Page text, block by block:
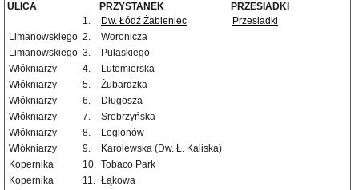
ULICA PRZYSTANEK
PRZESIADKI
1.
Dw. Łódź Żabieniec
Przesiadki
Limanowskiego 2.
Woronicza
Limanowskiego 3.
Pułaskiego
Włókniarzy
4.
Lutomierska
Włókniarzy
5.
Żubardzka
Włókniarzy
6.
Długosza
Włókniarzy
7.
Srebrzyńska
Włókniarzy
8.
Legionów
Włókniarzy
9.
Karolewska (Dw. Ł. Kaliska)
Kopernika
10. Tobaco Park
Kopernika
11. Łąkowa